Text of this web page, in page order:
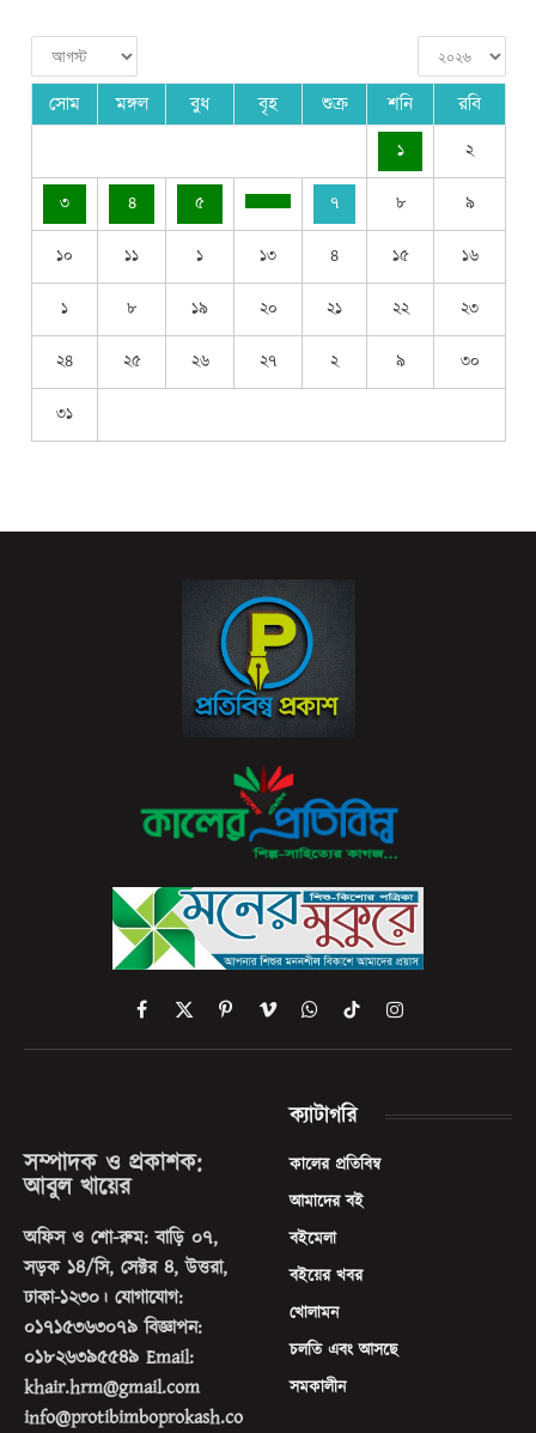
সোম মঙ্গল বুধ বৃহ শুক্র শনি রবি
১ ২
৩ ৪ ৫ ৭ ৮ ৯
১০ ১১ ১ ১৩ ৪ ১৫ ১৬
১ ৮ ১৯ ২০ ২১ ২২ ২৩
২৪ ২৫ ২৬ ২৭ ২ ৯ ৩০
৩১
Facebook
X
(Twitter)
PinterestVimeoWhatsAppTikTokInstagram
সম্পাদক ও প্রকাশক:
আবুল খায়ের
অফিস ও শো-রুম: বাড়ি ০৭,
সড়ক ১৪/সি, সেক্টর ৪, উত্তরা,
ঢাকা-১২৩০। যোগাযোগ:
০১৭১৫৩৬৩০৭৯ বিজ্ঞাপন:
০১৮২৬৩৯৫৫৪৯ Email:
khair.hrm@gmail.com
info@protibimboprokash.co
ক্যাটাগরি
কালের প্রতিবিম্ব
আমাদের বই
বইমেলা
বইয়ের খবর
খোলামন
চলতি এবং আসছে
সমকালীন